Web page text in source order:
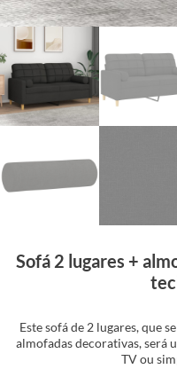
Sofá 2 lugares +
Este sofá de 2 lugares, que
almofadas decorativas, será
TV ou